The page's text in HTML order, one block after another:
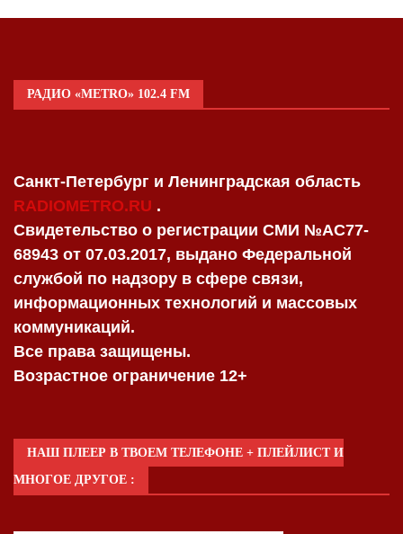
РАДИО «METRO» 102.4 FM
Санкт-Петербург и Ленинградская область
RADIOMETRO.RU .
Свидетельство о регистрации СМИ №AC77-
68943 от 07.03.2017, выдано Федеральной
службой по надзору в сфере связи,
информационных технологий и массовых
коммуникаций.
Все права защищены.
Возрастное ограничение 12+
НАШ ПЛЕЕР В ТВОЕМ ТЕЛЕФОНЕ + ПЛЕЙЛИСТ И
МНОГОЕ ДРУГОЕ :